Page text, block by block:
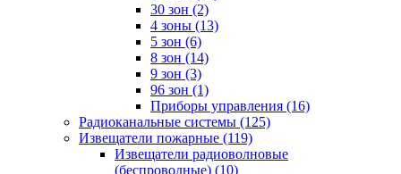
30 зон (2)
4 зоны (13)
5 зон (6)
8 зон (14)
9 зон (3)
96 зон (1)
Приборы управления (16)
Радиоканальные системы (125)
Извещатели пожарные (119)
Извещатели радиоволновые
(беспроводные) (10)